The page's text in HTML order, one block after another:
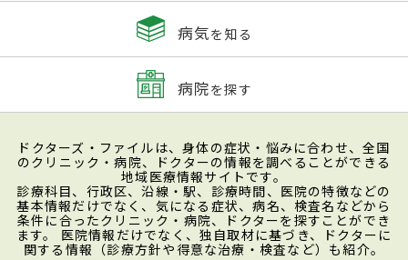
病気を知る
病院を探す
ドクターズ・ファイルは、身体の症状・悩みに合わせ、全国
のクリニック・病院、ドクターの情報を調べることができる
地域医療情報サイトです。
診療科目、行政区、沿線・駅、診療時間、医院の特徴などの
基本情報だけでなく、気になる症状、病名、検査名などから
条件に合ったクリニック・病院、ドクターを探すことができ
ます。 医院情報だけでなく、独自取材に基づき、ドクターに
関する情報（診療方針や得意な治療・検査など）も紹介。